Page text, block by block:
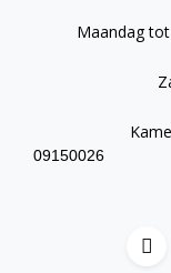
Maandag
09150026